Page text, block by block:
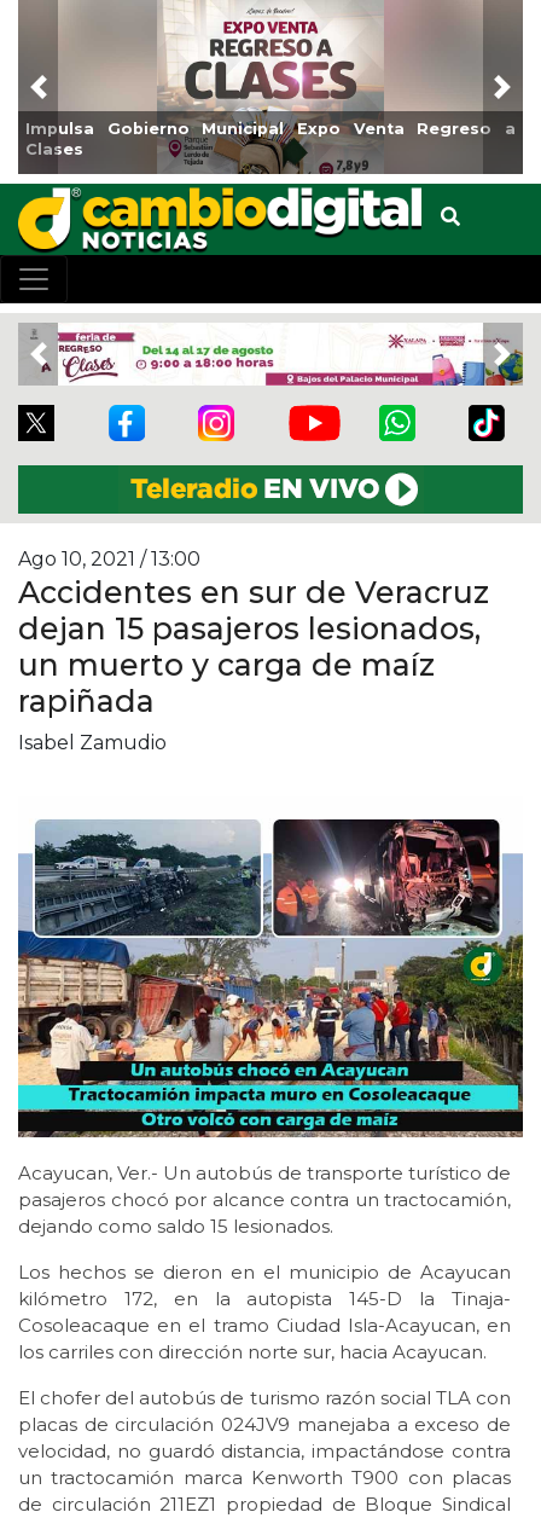
a
Reabrirá Coatzacoalcos la Alberca Semiolímpica
Centro
Previous
Previous
Ago 10, 2021 / 13:00
Accidentes en sur de Veracruz
dejan 15 pasajeros lesionados,
un muerto y carga de maíz
rapiñada
Isabel Zamudio
Acayucan, Ver.- Un autobús de transporte turístico de
pasajeros chocó por alcance contra un tractocamión,
dejando como saldo 15 lesionados.
Los hechos se dieron en el municipio de Acayucan
kilómetro 172, en la autopista 145-D la Tinaja-
Cosoleacaque en el tramo Ciudad Isla-Acayucan, en
los carriles con dirección norte sur, hacia Acayucan.
El chofer del autobús de turismo razón social TLA con
placas de circulación 024JV9 manejaba a exceso de
velocidad, no guardó distancia, impactándose contra
un tractocamión marca Kenworth T900 con placas
de circulación 211EZ1 propiedad de Bloque Sindical